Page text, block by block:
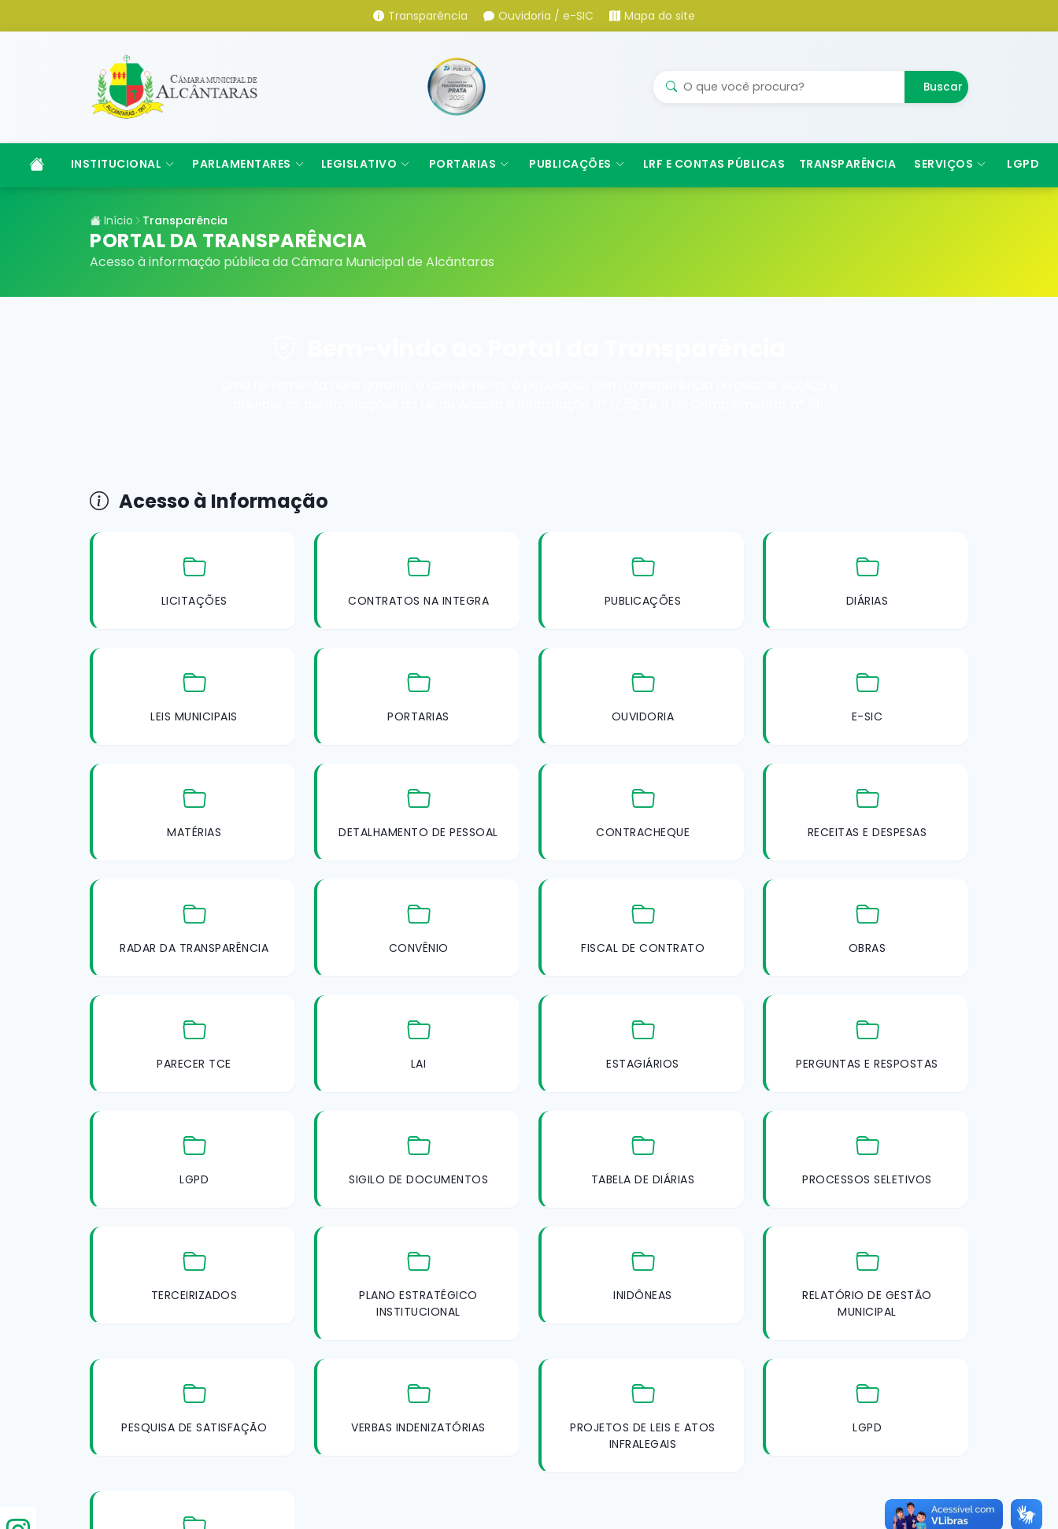
Transparência Ouvidoria / e-SIC Mapa do site
Buscar
INSTITUCIONAL PARLAMENTARES LEGISLATIVO PORTARIAS PUBLICAÇÕES LRF E CONTAS PÚBLICAS TRANSPARÊNCIA SERVIÇOS LGPD
Início Transparência
PORTAL DA TRANSPARÊNCIA
Acesso à informação pública da Câmara Municipal de Alcântaras
Acesso à Informação
LICITAÇÕES CONTRATOS NA INTEGRA PUBLICAÇÕES DIÁRIAS
LEIS MUNICIPAIS PORTARIAS OUVIDORIA E-SIC
MATÉRIAS DETALHAMENTO DE PESSOAL CONTRACHEQUE RECEITAS E DESPESAS
RADAR DA TRANSPARÊNCIA CONVÊNIO FISCAL DE CONTRATO OBRAS
PARECER TCE LAI ESTAGIÁRIOS PERGUNTAS E RESPOSTAS
LGPD SIGILO DE DOCUMENTOS TABELA DE DIÁRIAS PROCESSOS SELETIVOS
TERCEIRIZADOS
PLANO ESTRATÉGICO
INSTITUCIONAL
INIDÔNEAS
RELATÓRIO DE GESTÃO
MUNICIPAL
PESQUISA DE SATISFAÇÃO VERBAS INDENIZATÓRIAS
PROJETOS DE LEIS E ATOS
INFRALEGAIS
LGPD